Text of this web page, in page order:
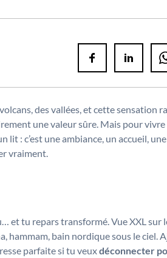
des vallées, et cette sensation
une valeur sûre. Mais pour vivre
lit : c’est une ambiance, un accueil,
vraiment.
et tu repars transformé. Vue XXL sur
hammam, bain nordique sous le ciel.
parfaite si tu veuxdéconnecter